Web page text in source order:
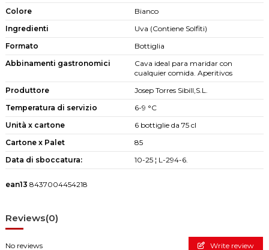
Colore
Bianco
Ingredienti
Uva (Contiene Solfiti)
Formato
Bottiglia
Abbinamenti gastronomici
Cava ideal para maridar con
cualquier comida. Aperitivos
Produttore
Josep Torres Sibill,S.L.
Temperatura di servizio
6-9 °C
Unità x cartone
6 bottiglie da 75 cl
Cartone x Palet
85
Data di sboccatura:
10-25 ¦ L-294-6.
ean13 8437004454218
Reviews(0)
No reviews Write review